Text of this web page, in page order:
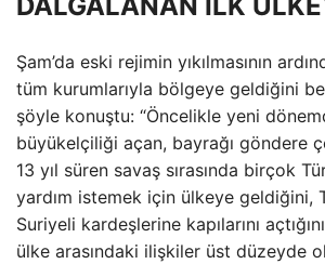
DALGALANAN İLK
Şam’da eski rejimin yıkılmasının
tüm kurumlarıyla bölgeye geldiğini
şöyle konuştu: “Öncelikle yeni
büyükelçiliği açan, bayrağı göndere
13 yıl süren savaş sırasında birçok
yardım istemek için ülkeye geldiğini,
Suriyeli kardeşlerine kapılarını
ülke arasındaki ilişkiler üst düzeyde